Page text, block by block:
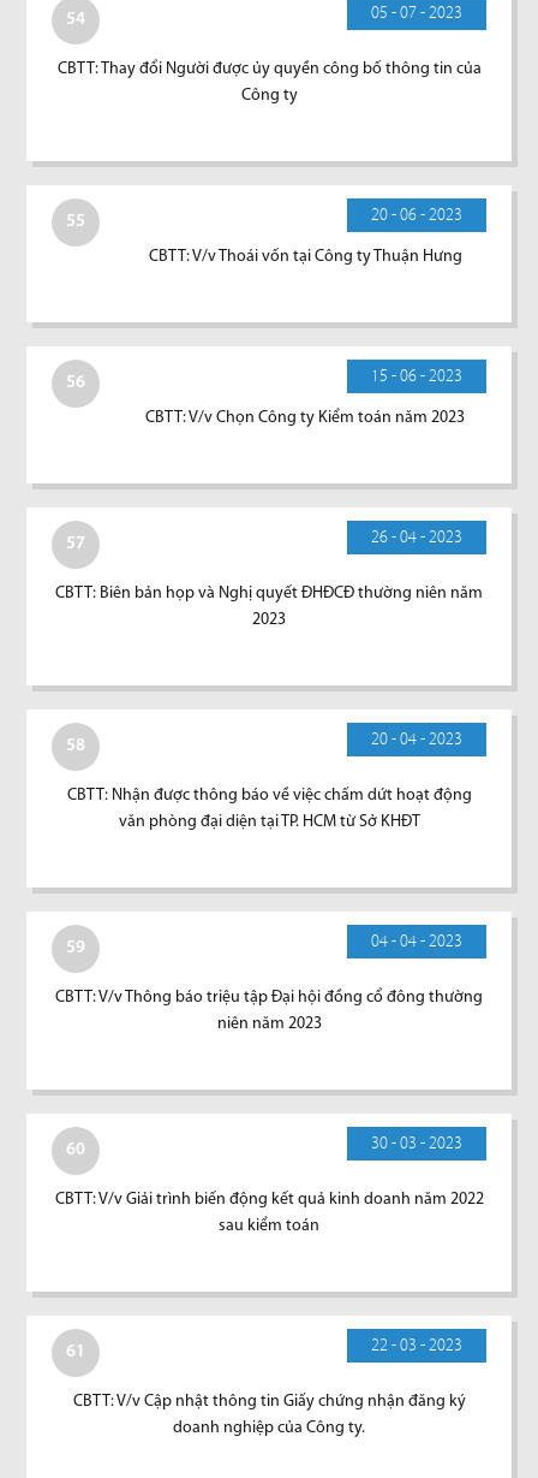
54 05 - 07 - 2023
CBTT: Thay đổi Người được ủy quyền công bố thông tin của
Công ty
55 20 - 06 - 2023
CBTT: V/v Thoái vốn tại Công ty Thuận Hưng
56 15 - 06 - 2023
CBTT: V/v Chọn Công ty Kiểm toán năm 2023
57 26 - 04 - 2023
CBTT: Biên bản họp và Nghị quyết ĐHĐCĐ thường niên năm
2023
58 20 - 04 - 2023
CBTT: Nhận được thông báo về việc chấm dứt hoạt động
văn phòng đại diện tại TP. HCM từ Sở KHĐT
59 04 - 04 - 2023
CBTT: V/v Thông báo triệu tập Đại hội đồng cổ đông thường
niên năm 2023
60 30 - 03 - 2023
CBTT: V/v Giải trình biến động kết quả kinh doanh năm 2022
sau kiểm toán
61 22 - 03 - 2023
CBTT: V/v Cập nhật thông tin Giấy chứng nhận đăng ký
doanh nghiệp của Công ty.